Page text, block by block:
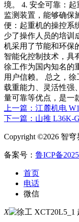
境。 4. 安全可靠：
监测装置，能够确保
便：起重机的操控系
少了操作人员的培训
机采用了节能和环保
智能化控制技术，具
徐工作为国内知名的
用户信赖。 总之，
载重能力、灵活性强
量可靠等优点，是一
上一篇：江麓机电
下一篇：山推 L36K-
Copyright ©2026 智
备案号： 鲁ICP备
首页
电话
微信
X